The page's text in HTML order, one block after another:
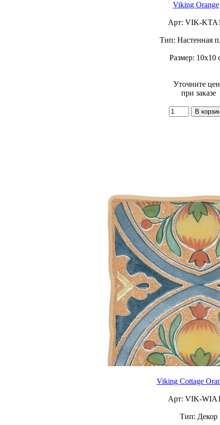
Viking Orange
Арт: VIK-
Тип: Настенная
Размер: 10х10
Уточните
при заказе
Viking Cottage
Арт: VIK-
Тип: Декор